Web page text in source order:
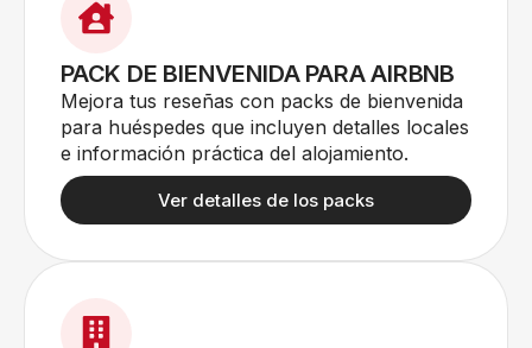
PACK DE BIENVENIDA PARA AIRBNB
Mejora tus reseñas con packs de bienvenida
para huéspedes que incluyen detalles locales
e información práctica del alojamiento.
Ver detalles de los packs